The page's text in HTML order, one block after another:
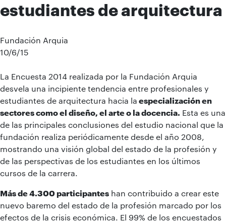
estudiantes de arquitectura
Fundación Arquia
10/6/15
La Encuesta 2014 realizada por la Fundación Arquia
desvela una incipiente tendencia entre profesionales y
estudiantes de arquitectura hacia la especialización en
sectores como el diseño, el arte o la docencia. Esta es una
de las principales conclusiones del estudio nacional que la
fundación realiza periódicamente desde el año 2008,
mostrando una visión global del estado de la profesión y
de las perspectivas de los estudiantes en los últimos
cursos de la carrera.
Más de 4.300 participantes han contribuido a crear este
nuevo baremo del estado de la profesión marcado por los
efectos de la crisis económica. El 99% de los encuestados